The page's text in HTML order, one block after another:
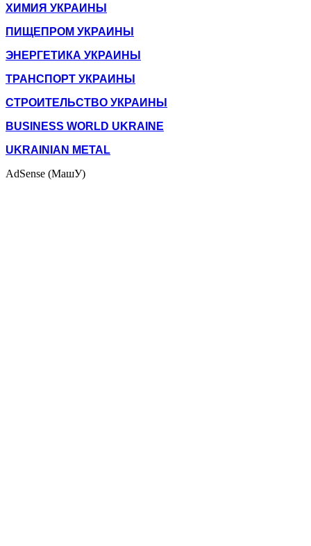
ХИМИЯ УКРАИНЫ
ПИЩЕПРОМ УКРАИНЫ
ЭНЕРГЕТИКА УКРАИНЫ
ТРАНСПОРТ УКРАИНЫ
СТРОИТЕЛЬСТВО УКРАИНЫ
BUSINESS WORLD UKRAINE
UKRAINIAN METAL
AdSense (МашУ)